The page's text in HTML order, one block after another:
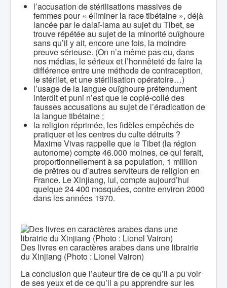
l’accusation de stérilisations massives de
femmes pour « éliminer la race tibétaine », déjà
lancée par le dalaï-lama au sujet du Tibet, se
trouve répétée au sujet de la minorité ouïghoure
sans qu’il y ait, encore une fois, la moindre
preuve sérieuse. (On n’a même pas eu, dans
nos médias, le sérieux et l’honnêteté de faire la
différence entre une méthode de contraception,
le stérilet, et une stérilisation opératoire…)
l’usage de la langue ouïghoure prétendument
interdit et puni n’est que le copié-collé des
fausses accusations au sujet de l’éradication de
la langue tibétaine ;
la religion réprimée, les fidèles empêchés de
pratiquer et les centres du culte détruits ?
Maxime Vivas rappelle que le Tibet (la région
autonome) compte 46.000 moines, ce qui ferait,
proportionnellement à sa population, 1 million
de prêtres ou d’autres serviteurs de religion en
France. Le Xinjiang, lui, compte aujourd’hui
quelque 24 400 mosquées, contre environ 2000
dans les années 1970.
Des livres en caractères arabes dans une librairie
du Xinjiang (Photo : Lionel Vairon)
La conclusion que l’auteur tire de ce qu’il a pu voir
de ses yeux et de ce qu’il a pu apprendre sur les